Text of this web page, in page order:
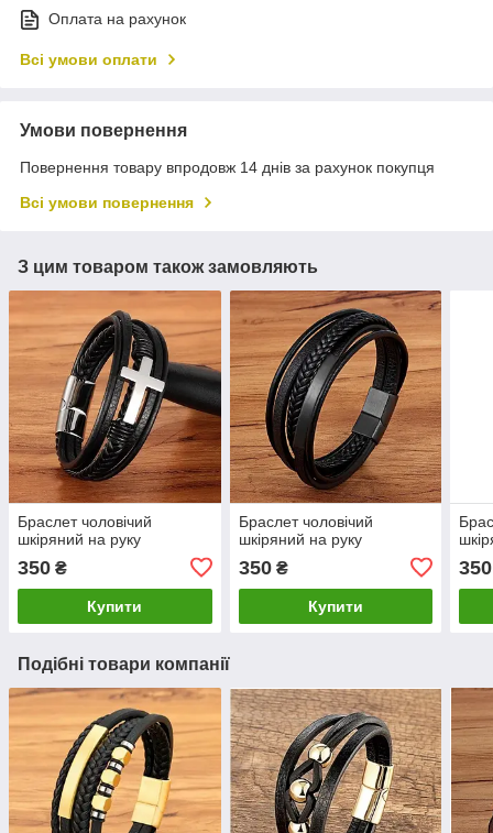
Оплата на рахунок
Всі умови оплати
Умови повернення
Повернення товару впродовж 14 днів за рахунок покупця
Всі умови повернення
З цим товаром також замовляють
Браслет чоловічий
шкіряний на руку
350 ₴
Купити
Браслет чоловічий
шкіряний на руку
350₴
Купити
350
Подібні товари компанії